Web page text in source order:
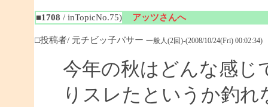
■1708 / inTopicNo.75) アッツさんへ
□投稿者/ 元チビッ子バサー 一般人(2回)-(2008/10/24(Fri) 00:02:34)
今年の秋はどんな感じ
りスレたというか釣